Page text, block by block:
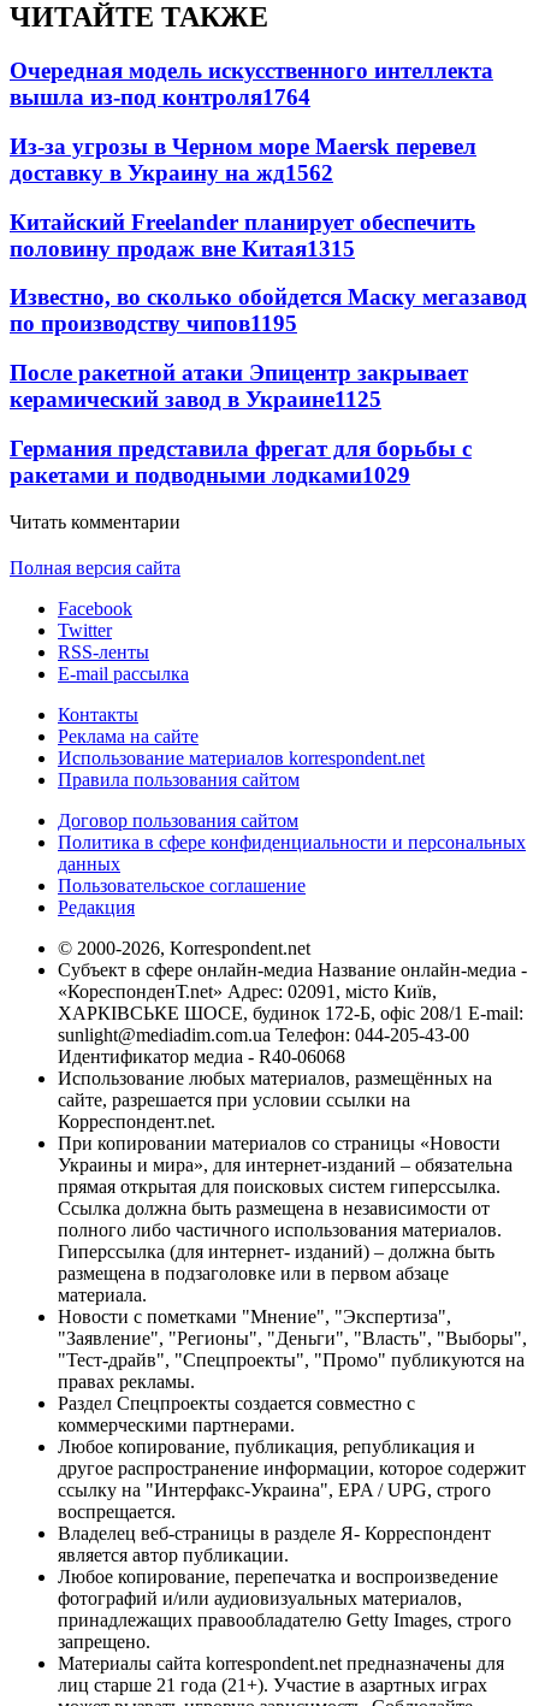
ЧИТАЙТЕ ТАКЖЕ
Очередная модель искусственного интеллекта
вышла из-под контроля1764
Из-за угрозы в Черном море Maersk перевел
доставку в Украину на жд1562
Китайский Freelander планирует обеспечить
половину продаж вне Китая1315
Известно, во сколько обойдется Маску мегазавод
по производству чипов1195
После ракетной атаки Эпицентр закрывает
керамический завод в Украине1125
Германия представила фрегат для борьбы с
ракетами и подводными лодками1029
Читать комментарии
Полная версия сайта
Facebook
Twitter
RSS-ленты
E-mail рассылка
Контакты
Реклама на сайте
Использование материалов korrespondent.net
Правила пользования сайтом
Договор пользования сайтом
Политика в сфере конфиденциальности и персональных
данных
Пользовательское соглашение
Редакция
© 2000-2026, Korrespondent.net
Субъект в сфере онлайн-медиа Название онлайн-медиа -
«КореспонденТ.net» Адрес: 02091, місто Київ,
ХАРКІВСЬКЕ ШОСЕ, будинок 172-Б, офіс 208/1 E-mail:
sunlight@mediadim.com.ua Телефон: 044-205-43-00
Идентификатор медиа - R40-06068
Использование любых материалов, размещённых на
сайте, разрешается при условии ссылки на
Корреспондент.net.
При копировании материалов со страницы «Новости
Украины и мира», для интернет-изданий – обязательна
прямая открытая для поисковых систем гиперссылка.
Ссылка должна быть размещена в независимости от
полного либо частичного использования материалов.
Гиперссылка (для интернет- изданий) – должна быть
размещена в подзаголовке или в первом абзаце
материала.
Новости с пометками "Мнение", "Экспертиза",
"Заявление", "Регионы", "Деньги", "Власть", "Выборы",
"Тест-драйв", "Спецпроекты", "Промо" публикуются на
правах рекламы.
Раздел Спецпроекты создается совместно с
коммерческими партнерами.
Любое копирование, публикация, републикация и
другое распространение информации, которое содержит
ссылку на "Интерфакс-Украина", EPA / UPG, строго
воспрещается.
Владелец веб-страницы в разделе Я- Корреспондент
является автор публикации.
Любое копирование, перепечатка и воспроизведение
фотографий и/или аудиовизуальных материалов,
принадлежащих правообладателю Getty Images, строго
запрещено.
Материалы сайта korrespondent.net предназначены для
лиц старше 21 года (21+). Участие в азартных играх